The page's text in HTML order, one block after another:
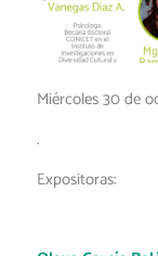
Miércoles 30 de
.
Expositoras: